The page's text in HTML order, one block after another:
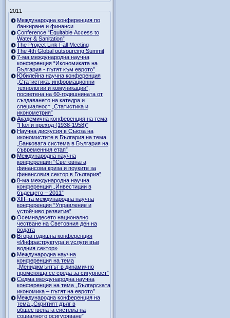
2011
Международна конференция по
банкиране и финанси
Conference “Equitable Access to
Water & Sanitation”
The Project Link Fall Meeting
The 4th Global outsourcing Summit
7-ма международна научна
конференция “Икономиката на
България - пътят към еврото”
Юбилейна научна конференция
„Статистика, информационни
технологии и комуникации”,
посветена на 60-годишнината от
създаването на катедра и
специалност „Статистика и
иконометрия”
Академична конференция на тема
"Пол и преход (1938-1958)"
Научна дискусия в Съюза на
икономистите в България на тема
„Банковата система в България на
съвременния етап”
Международна научна
конференция “Световната
финансова криза и поуките за
финансовия сектор в България”
8-ма международна научна
конференция „Инвестиции в
бъдещето – 2011”
ХІІІ–та международна научна
конференция “Управление и
устойчиво развитие”
Осемнадесето национално
честване на Световния ден на
водата
Втора годишна конференция
«Инфраструктура и услуги във
водния сектор»
Международна научна
конференция на тема
„Мениджмънтът в динамично
променяща се среда за сигурност”
Седма международна научна
конференция на тема „Българската
икономика – пътят на еврото”
Международна конференция на
тема „Скритият дълг в
обществената система на
социалното осигуряване”